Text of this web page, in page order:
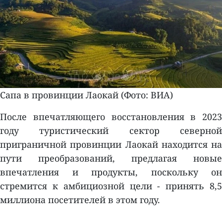
Сапа в провинции Лаокай (Фото: ВИA)
После впечатляющего восстановления в 2023
году туристический сектор северной
приграничной провинции Лаокай находится на
пути преобразований, предлагая новые
впечатления и продукты, поскольку он
стремится к амбициозной цели - принять 8,5
миллиона посетителей в этом году.